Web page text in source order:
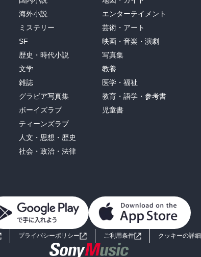
海外小説
ミステリー
SF
歴史・時代小説
文学
雑誌
グラビア写真集
ボーイズラブ
ティーンズラブ
人文・思想・歴史
社会・政治・法律
エンターテイメント
芸術・アート
映画・音楽・演劇
写真集
教養
医学・福祉
教育・語学・参考書
児童書
プライバシーポリシー ご利用条件 クッキーの詳細